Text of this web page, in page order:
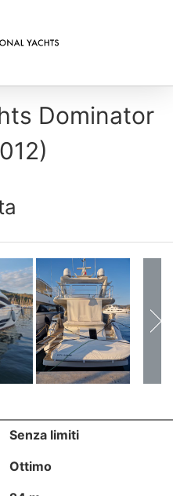
Dominator
Senza limiti
Ottimo